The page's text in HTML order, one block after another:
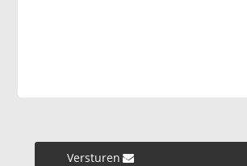
Versturen »